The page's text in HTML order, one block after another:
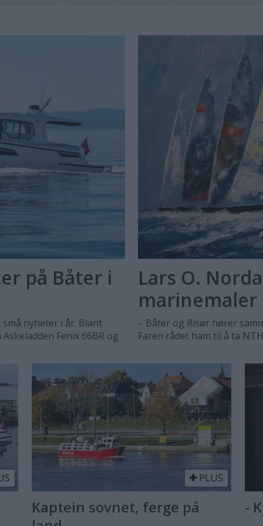
på Båter i
nyheter i år. Blant
Fenix 66BR og
Lars O.
marinemaler
– Båter og Risør hører
Faren rådet ham til å ta
PLUS
Kaptein sovnet, ferge på
-